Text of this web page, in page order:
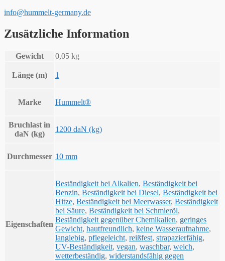
info@hummelt-germany.de
Zusätzliche Information
Gewicht 0,05 kg
Länge (m) 1
Marke Hummelt®
Bruchlast in
daN (kg)
1200 daN (kg)
Durchmesser 10 mm
Eigenschaften
Beständigkeit bei Alkalien, Beständigkeit bei
Benzin, Beständigkeit bei Diesel, Beständigkeit bei
Hitze, Beständigkeit bei Meerwasser, Beständigkeit
bei Säure, Beständigkeit bei Schmieröl,
Beständigkeit gegenüber Chemikalien, geringes
Gewicht, hautfreundlich, keine Wasseraufnahme,
langlebig, pflegeleicht, reißfest, strapazierfähig,
UV-Beständigkeit, vegan, waschbar, weich,
wetterbeständig, widerstandsfähig gegen